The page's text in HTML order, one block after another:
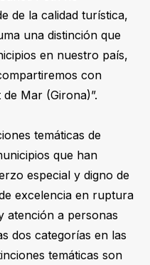
de la calidad turística,
una distinción que
en nuestro país,
con
Mar (Girona)”.
temáticas de
que han
especial y digno de
excelencia en ruptura
atención a personas
dos categorías en las
temáticas son